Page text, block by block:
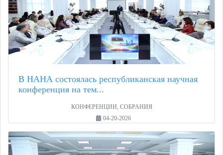
В НАНА состоялась республиканская научная
конференция на тем...
КОНФЕРЕНЦИИ, СОБРАНИЯ
04-20-2026